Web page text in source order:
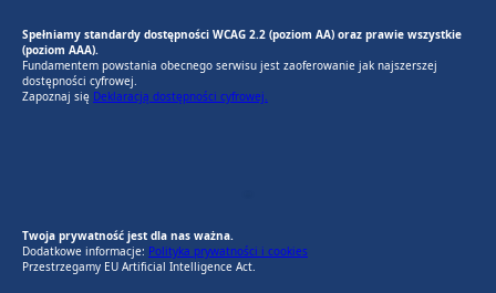
Spełniamy standardy dostępności WCAG 2.2 (poziom AA) oraz prawie wszystkie
(poziom AAA).
Fundamentem powstania obecnego serwisu jest zaoferowanie jak najszerszej
dostępności cyfrowej.
Zapoznaj się Deklaracją dostępności cyfrowej.
Twoja prywatność jest dla nas ważna.
Dodatkowe informacje: Polityka prywatności i cookies
Przestrzegamy EU Artificial Intelligence Act.